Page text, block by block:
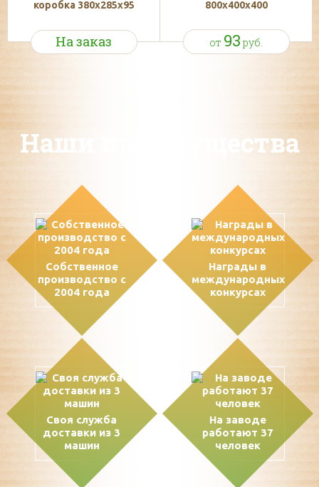
коробка 380х285х95
На заказ
800x400x400
от 93 руб.
Наши преимущества
Собственное
производство с
2004 года
Награды в
международных
конкурсах
Своя служба
доставки из 3
машин
На заводе
работают 37
человек